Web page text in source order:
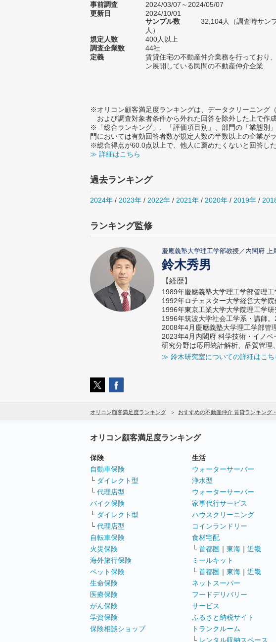
事前調査
2024/03/07～2024/05/07
更新日
2024/10/01
サンプル数
32,104人（調査時サン
人）
規定人数
400人以上
調査企業数
44社
定義
賃貸住宅の不動産仲介業務を行っており
ン展開している民間の不動産仲介企業
※オリコン顧客満足度ランキングは、データクリーニング
および調査対象者条件から外れた回答を除外した上で作成
※「総合ランキング」、「評価項目別」、部門の「業態別
門においては有効回答者数が規定人数の半数以上の企業が
※総合得点が60.0点以上で、他人に薦めたくないと回答し
≫ 詳細はこちら
過去ランキング
2024年 / 2023年 / 2022年 / 2021年 / 2020年 / 2019年 /
ランキング監修
慶應義塾大学理工学部教授／内閣府 上
鈴木秀男
【経歴】
1989年慶應義塾大学理工学部管理工
1992年ロチェスター大学経営大学院
1996年東京工業大学大学院理工学
1996年筑波大学社会工学系・講師。
2008年4月慶應義塾大学理工学部管
2023年4月内閣府 科学技術・イノ
研究分野は応用統計解析、品質管理
≫ 鈴木研究室についての詳細はこち
オリコン顧客満足度ランキング おすすめの不動産仲介 賃貸ランキング
オリコン顧客満足度ランキング
保険
自動車保険
└ ダイレクト型
└ 代理店型
バイク保険
└ ダイレクト型
└ 代理店型
自転車保険
火災保険
海外旅行保険
ペット保険
生命保険
医療保険
がん保険
学資保険
保険相談ショップ
生活
ウォーターサーバー
浄水型
ウォーターサーバー
家事代行サービス
ハウスクリーニング
コインランドリー
食材宅配
└ 首都圏 ｜ 東海 ｜ 近畿
ミールキット
└ 首都圏 ｜ 東海 ｜ 近畿
ネットスーパー
フードデリバリー
サービス
ふるさと納税サイト
トランクルーム
└ レンタル収納スペース